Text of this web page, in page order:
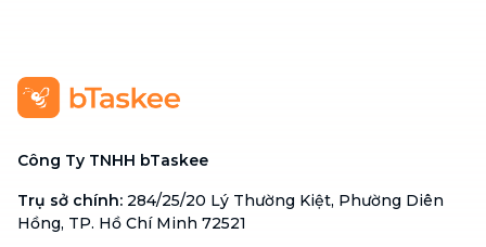
Công Ty TNHH bTaskee
Trụ sở chính: 284/25/20 Lý Thường Kiệt, Phường Diên
Hồng, TP. Hồ Chí Minh 72521